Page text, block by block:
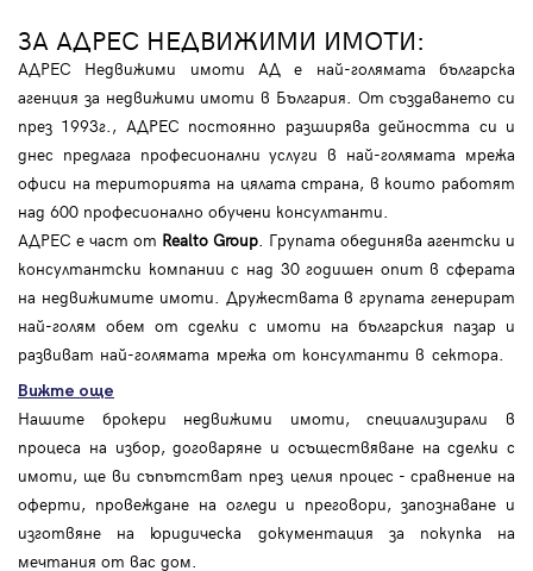
ЗА АДРЕС НЕДВИЖИМИ ИМОТИ:
АДРЕС Недвижими имоти АД е най-голямата българска
агенция за недвижими имоти в България. От създаването си
през 1993г., АДРЕС постоянно разширява дейността си и
днес предлага професионални услуги в най-голямата мрежа
офиси на територията на цялата страна, в които работят
над 600 професионално обучени консултанти.
АДРЕС е част от Realto Group. Групата обединява агентски и
консултантски компании с над 30 годишен опит в сферата
на недвижимите имоти. Дружествата в групата генерират
най-голям обем от сделки с имоти на българския пазар и
развиват най-голямата мрежа от консултанти в сектора.
Вижте още
Нашите брокери недвижими имоти, специализирали в
процеса на избор, договаряне и осъществяване на сделки с
имоти, ще ви съпътстват през целия процес - сравнение на
оферти, провеждане на огледи и преговори, запознаване и
изготвяне на юридическа документация за покупка на
мечтания от вас дом.